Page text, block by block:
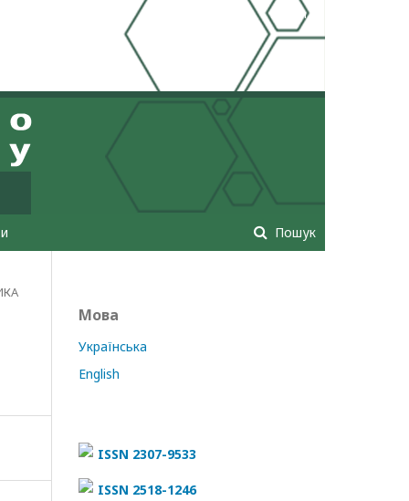
Пошук
Увійти
Мова
Українська
English
ISSN 2307-9533
ISSN 2518-1246